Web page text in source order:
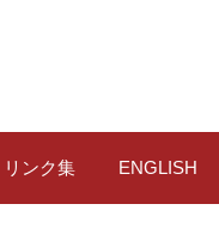
リンク集 ENGLISH